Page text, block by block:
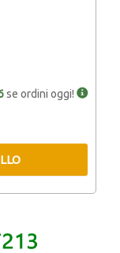
se ordini oggi!